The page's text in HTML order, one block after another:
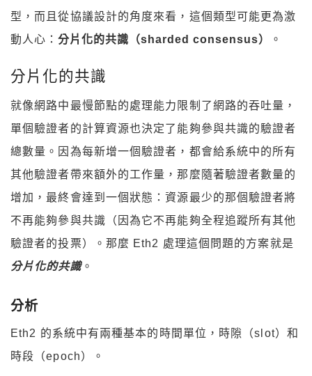
型，而且從協議設計的角度來看，這個類型可能更為激
動人心：分片化的共識（sharded consensus） 。
分片化的共識
就像網路中最慢節點的處理能力限制了網路的吞吐量，
單個驗證者的計算資源也決定了能夠參與共識的驗證者
總數量。因為每新增一個驗證者，都會給系統中的所有
其他驗證者帶來額外的工作量，那麼隨著驗證者數量的
增加，最終會達到一個狀態：資源最少的那個驗證者將
不再能夠參與共識（因為它不再能夠全程追蹤所有其他
驗證者的投票）。那麼 Eth2 處理這個問題的方案就是
分片化的共識。
分析
Eth2 的系統中有兩種基本的時間單位，時隙（slot）和
時段（epoch）。